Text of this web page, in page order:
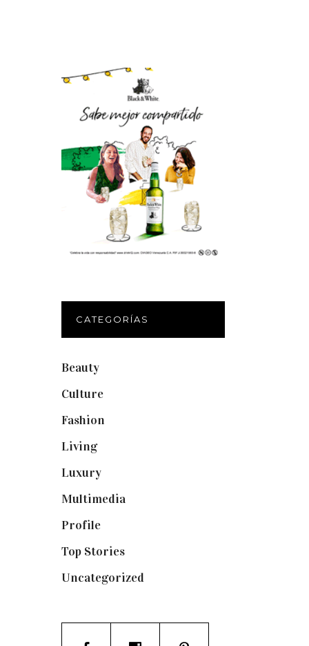
CATEGORÍAS
Beauty(250)
Culture(132)
Fashion
Living(337)
Luxury(664)
Multimedia(10)
Profile(8)
Top Stories(123)
Uncategorized